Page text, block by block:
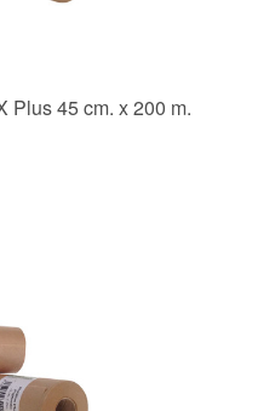
Plus 45 cm. x 200 m.